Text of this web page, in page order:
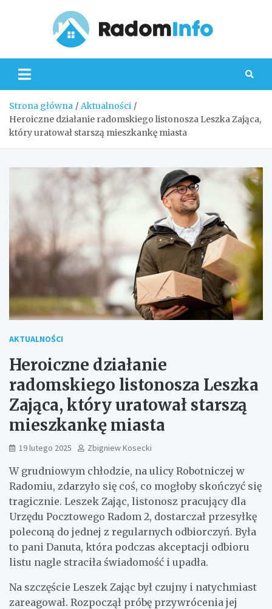
Strona główna
Aktualności
Heroiczne działanie radomskiego listonosza Leszka Zająca,
który uratował starszą mieszkankę miasta
AKTUALNOŚCI
Heroiczne działanie
radomskiego listonosza Leszka
Zająca, który uratował starszą
mieszkankę miasta
19 lutego 2025 Zbigniew Kosecki
W grudniowym chłodzie, na ulicy Robotniczej w
Radomiu, zdarzyło się coś, co mogłoby skończyć się
tragicznie. Leszek Zając, listonosz pracujący dla
Urzędu Pocztowego Radom 2, dostarczał przesyłkę
poleconą do jednej z regularnych odbiorczyń. Była
to pani Danuta, która podczas akceptacji odbioru
listu nagle straciła świadomość i upadła.
Na szczęście Leszek Zając był czujny i natychmiast
zareagował. Rozpoczął próbę przywrócenia jej